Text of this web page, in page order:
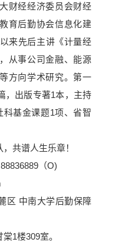
财经经济委员会财经
育后勤协会信息化建
来先后主讲《计量经
从事公司金融、能源
方向学术研究。第一
，出版专著1本，主持
基金课题1项、省智
共谱人生乐章！
（O)
区 中南大学后勤保障
1楼309室。